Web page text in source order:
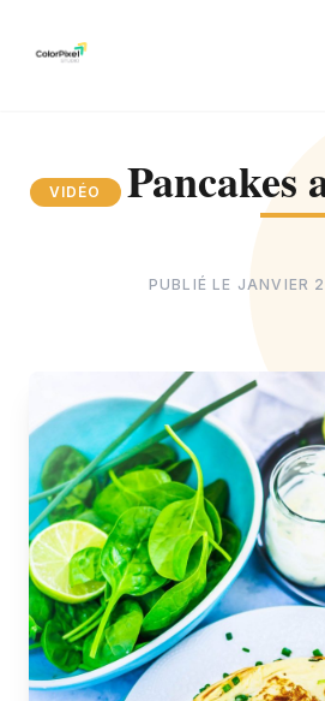
VIDÉO Pancakes
PUBLIÉ LE JANVIER